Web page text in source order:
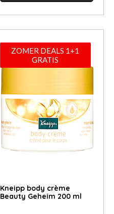
ZOMER DEALS 1+1
GRATIS
Kneipp body crème
Beauty Geheim 200 ml